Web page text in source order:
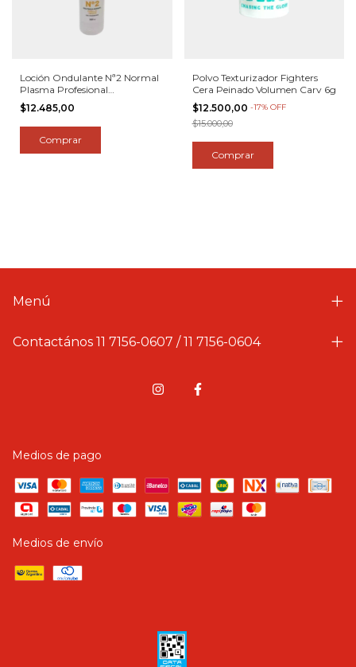
Loción Ondulante Nª2 Normal
Plasma Profesional
Permanente
$12.485,00
Polvo Texturizador Fighters
Cera Peinado Volumen Carv 6g
$12.500,00 -17% OFF
$15.000,00
Menú
Contactános 11 7156-0607 / 11 7156-0604
Medios de pago
Medios de envío